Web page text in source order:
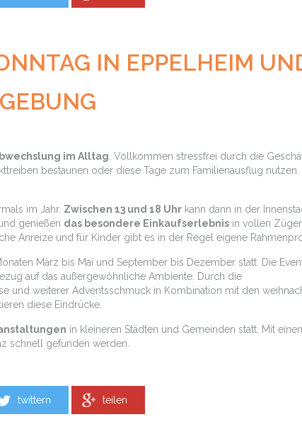
IN EPPELHEIM
im Alltag . Vollkommen stressfrei durch die
bestaunen oder diese Tage zum Familienausflug nutzen.
im Jahr. Zwischen 13 und 18 Uhr kann dann in der
genießen das besondere Einkaufserlebnis in vollen
Anreize und für Kinder gibt es in der Regel eigene
März bis Mai und September bis Dezember statt. Die
auf das außergewöhnliche Ambiente. Durch die
und weiterer Adventsschmuck in Kombination mit den
diese Eindrücke.
in kleineren Städten und Gemeinden statt. Mit
schnell gefunden werden.
twittern teilen